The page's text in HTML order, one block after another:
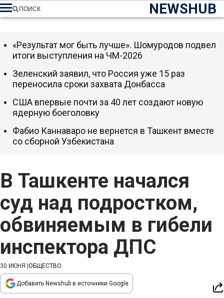
NEWSHUB
ПОИСК
В Ташкенте начался
суд над подростком,
обвиняемым в гибели
инспектора ДПС
30 ИЮНЯ ОБЩЕСТВО
Добавить Newshub в источники Google
«Результат мог быть лучше». Шомуродов подвел
итоги выступления на ЧМ-2026
Зеленский заявил, что Россия уже 15 раз
переносила сроки захвата Донбасса
США впервые почти за 40 лет создают новую
ядерную боеголовку
Фабио Каннаваро не вернется в Ташкент вместе
со сборной Узбекистана